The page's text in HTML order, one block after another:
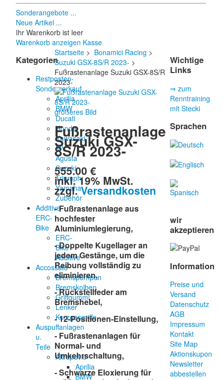
Sonderangebote ...
Neue Artikel ...
Ihr Warenkorb ist leer
Warenkorb anzeigen Kasse
Kategorien
Restposten-
Sonderverkauf
Aprilia
BMW
Ducati
Honda
Kawasaki
MV
Agusta
Suzuki
Triumph
Yamaha
Zubehör
Additive-
ERC-
Bike
ERC-
Bike
Additive
Accossato
Bremspumpen
Bremskolben
Griffgummi
Lenker
Kurzgasgriffe
Auspuffanlagen
u.
Teile
Akrapovic
Aprilia
BMW
Startseite> Bonamici Racing >
Suzuki GSX-8S/R 2023- >
Fußrastenanlage Suzuki GSX-8S/R
2023-
größeres Bild
Fußrastenanlage
Suzuki GSX-
8S/R 2023-
555.00 €
inkl. 19% MwSt.
zzgl.Versandkosten
- Fußrastenanlage aus
hochfester
Aluminiumlegierung,
- Doppelte Kugellager an
jedem Gestänge, um die
Reibung vollständig zu
eliminieren,
- Rückstellfeder am
Bremshebel,
- 12-Positionen-Einstellung,
- Fußrastenanlagen für
Normal- und
Umkehrschaltung,
- Schwarze Eloxierung für
Wichtige
Links
⇒ zum
Renntraining
mit Stecki
Sprachen
wir
akzeptieren
Information
Preise und
Versand
Datenschutz
AGB
Impressum
Kontakt
Site Map
Aktionskupon
Newsletter
abbestellen